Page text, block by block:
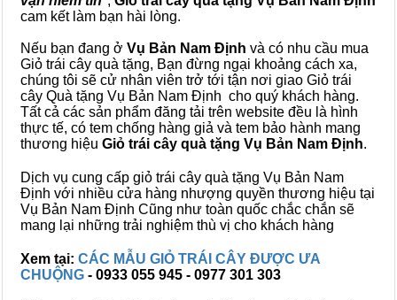
cam kết làm bạn hài lòng.
Nếu bạn đang ở Vụ Bản Nam Định và có nhu cầu mua
Giỏ trái cây quà tặng, Bạn đừng ngại khoảng cách xa,
chúng tôi sẽ cử nhân viên trở tới tận nơi giao Giỏ trái
cây Quà tặng Vụ Bản Nam Định cho quý khách hàng.
Tất cả các sản phẩm đăng tải trên website đều là hình
thực tế, có tem chống hàng giả và tem bảo hành mang
thương hiệu Giỏ trái cây quà tặng Vụ Bản Nam Định.
Dịch vụ cung cấp giỏ trái cây quà tặng Vụ Bản Nam
Định với nhiều cửa hàng nhượng quyền thương hiệu tại
Vụ Bản Nam Định Cũng như toàn quốc chắc chắn sẽ
mang lại những trải nghiệm thù vị cho khách hàng
Xem tại: CÁC MẪU GIỎ TRÁI CÂY ĐƯỢC ƯA
CHUỘNG - 0933 055 945 - 0977 301 303